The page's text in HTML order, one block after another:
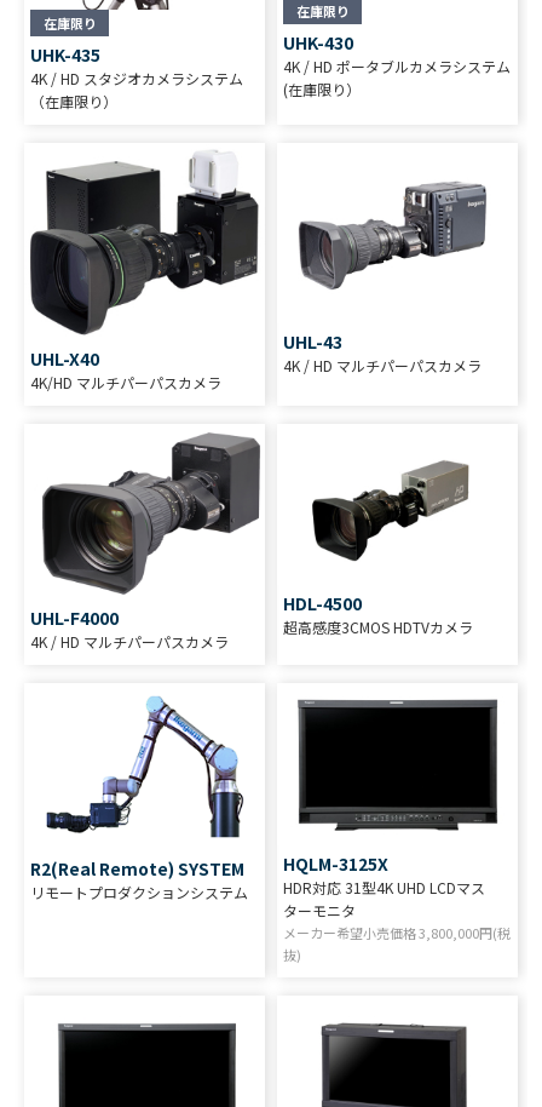
在庫限り
UHK-435
4K / HD スタジオカメラシステム
（在庫限り）
在庫限り
UHK-430
4K / HD ポータブルカメラシステム
(在庫限り）
UHL-X40
4K/HD マルチパーパスカメラ
UHL-43
4K / HD マルチパーパスカメラ
UHL-F4000
4K / HD マルチパーパスカメラ
HDL-4500
超高感度3CMOS HDTVカメラ
R2(Real Remote) SYSTEM
リモートプロダクションシステム
HQLM-3125X
HDR対応 31型4K UHD LCDマス
ターモニタ
メーカー希望小売価格3,800,000円(税
抜)